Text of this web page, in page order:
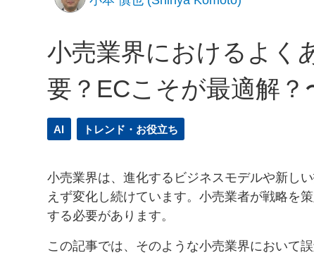
小売業界におけるよく
要？ECこそが最適解？
AI トレンド・お役立ち
小売業界は、進化するビジネスモデルや新し
えず変化し続けています。小売業者が戦略を
する必要があります。
この記事では、そのような小売業界において